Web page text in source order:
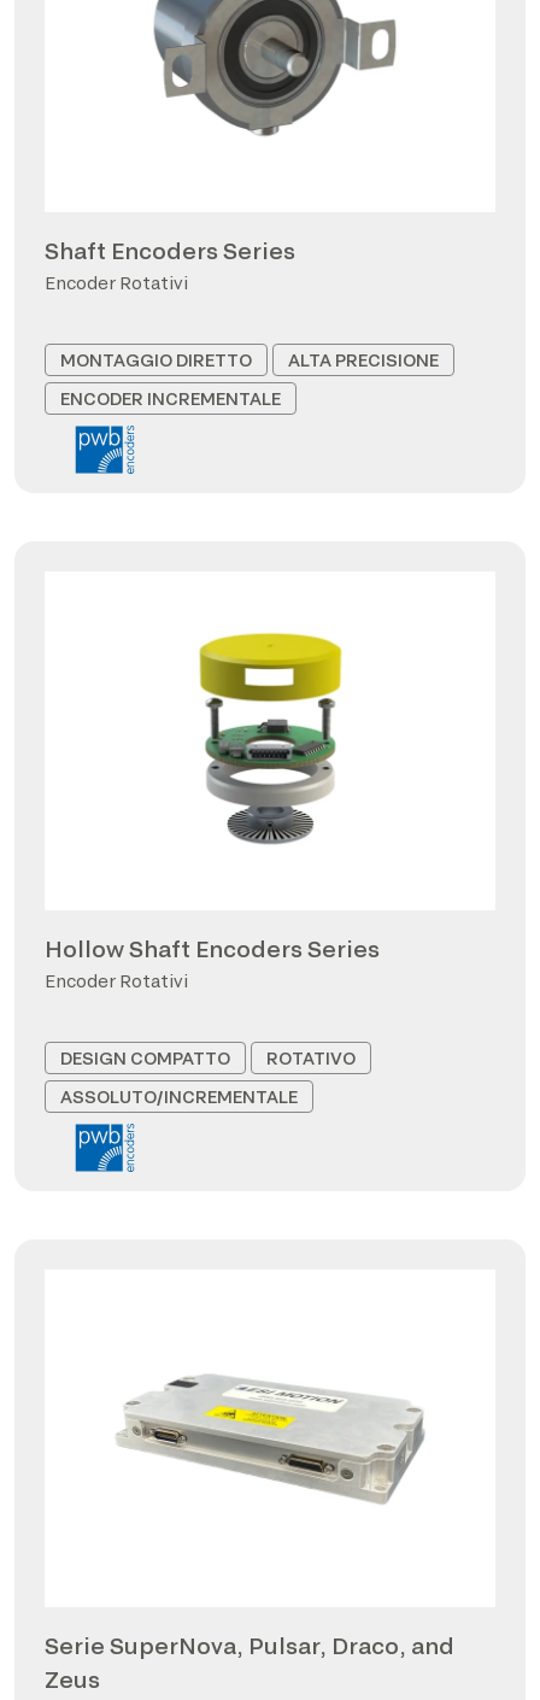
Shaft Encoders Series
Encoder Rotativi
MONTAGGIO DIRETTO
ALTA PRECISIONE
ENCODER INCREMENTALE
Hollow Shaft Encoders Series
Encoder Rotativi
DESIGN COMPATTO
ROTATIVO
ASSOLUTO/INCREMENTALE
Serie SuperNova, Pulsar, Draco, and
Zeus